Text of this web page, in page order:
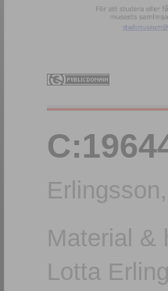
Material &
Lotta